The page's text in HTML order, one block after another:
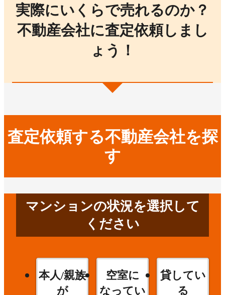
実際にいくらで売れるのか？
不動産会社に査定依頼しまし
ょう！
査定依頼する不動産会社を探
す
マンションの状況を選択して
ください
本人/親族
が
空室に
なってい
貸してい
る